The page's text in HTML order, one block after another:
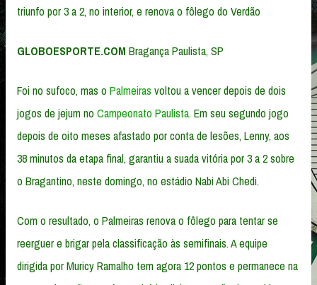
triunfo por 3 a 2, no interior, e renova o fôlego do Verdão
GLOBOESPORTE.COM Bragança Paulista, SP
Foi no sufoco, mas o Palmeiras voltou a vencer depois de dois
jogos de jejum no Campeonato Paulista. Em seu segundo jogo
depois de oito meses afastado por conta de lesões, Lenny, aos
38 minutos da etapa final, garantiu a suada vitória por 3 a 2 sobre
o Bragantino, neste domingo, no estádio Nabi Abi Chedi.
Com o resultado, o Palmeiras renova o fôlego para tentar se
reerguer e brigar pela classificação às semifinais. A equipe
dirigida por Muricy Ramalho tem agora 12 pontos e permanece na